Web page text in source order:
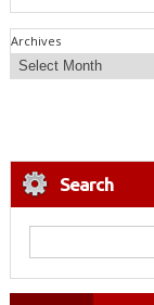
Archives
Search